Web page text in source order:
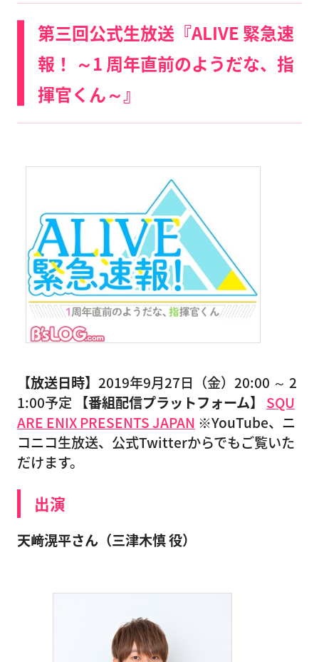
第三回公式生放送『ALIVE 緊急速
報！ ～1 周年直前のようだな、指
揮官くん～』
【放送日時】 2019年9月27日（金）20:00 ～ 2
1:00予定 【番組配信プラットフォーム】
SQU
ARE ENIX PRESENTS JAPAN ※YouTube、ニ
コニコ生放送、公式Twitterからでもご覧いた
だけます。
出演
天﨑滉平さん（三津木慎 役）